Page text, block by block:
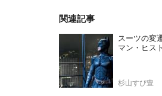
関連記事
スーツの変
マン・ヒス
杉山すぴ豊